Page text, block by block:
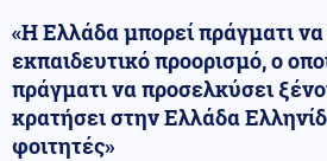
«Η Ελλάδα μπορεί πράγματι
εκπαιδευτικό προορισμό, ο
πράγματι να προσελκύσει
κρατήσει στην Ελλάδα
φοιτητές»